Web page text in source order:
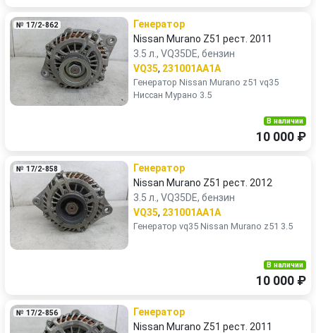
№ 17/2-862
Генератор
Nissan Murano Z51 рест. 2011
3.5 л., VQ35DE, бензин
VQ35, 231001AA1A
Генератор Nissan Murano z51 vq35
Ниссан Мурано 3.5
В наличии
10 000 ₽
№ 17/2-858
Генератор
Nissan Murano Z51 рест. 2012
3.5 л., VQ35DE, бензин
VQ35, 231001AA1A
Генератор vq35 Nissan Murano z51 3.5
В наличии
10 000 ₽
№ 17/2-856
Генератор
Nissan Murano Z51 рест. 2011